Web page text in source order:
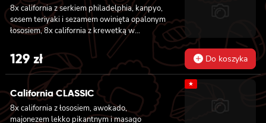
8x california z serkiem philadelphia, kanpyo,
sosem teriyaki i sezamem owinięta opalonym
łososiem, 8x california z krewetką w
tempurze, majonezem lekko pikantnym,
ogórkiem, sezamem i masago, 6x futomaki z
pieczonym łososiem, serkiem philadelphia,
awokado, ogórkiem, kanpyo i sałatą, sosem
teriyaki i sezamem, 6x futomaki z surimi,
kanpyo i ogórkiem, 6x futomaki z krewetką w
tempurze, ogórkiem, sałatą i majonezem
lekko pikantnym, 8x maki z ogórkiem
129 zł Do koszyka
California CLASSIC
8x california z łososiem, awokado,
majonezem lekko pikantnym i masago
★